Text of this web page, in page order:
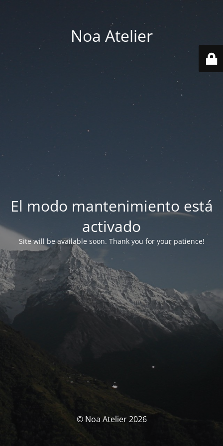
Noa Atelier
El modo mantenimiento está
activado
Site will be available soon. Thank you for your patience!
© Noa Atelier 2026